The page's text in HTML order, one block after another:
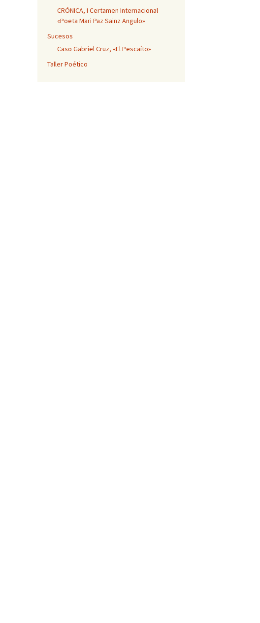
CRÓNICA, I Certamen Internacional
«Poeta Mari Paz Sainz Angulo»
Sucesos
Caso Gabriel Cruz, «El Pescaíto»
Taller Poético